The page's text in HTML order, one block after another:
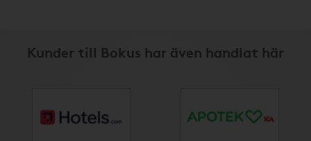
Kunder till Bokus har även handlat här